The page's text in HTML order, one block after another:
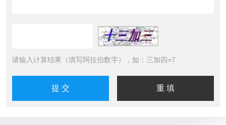
请输入计算结果（填写阿拉伯数字），如：三加四=7